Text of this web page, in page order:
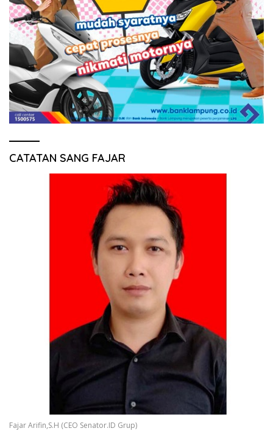
CATATAN SANG FAJAR
Fajar Arifin,S.H (CEO Senator.ID Grup)